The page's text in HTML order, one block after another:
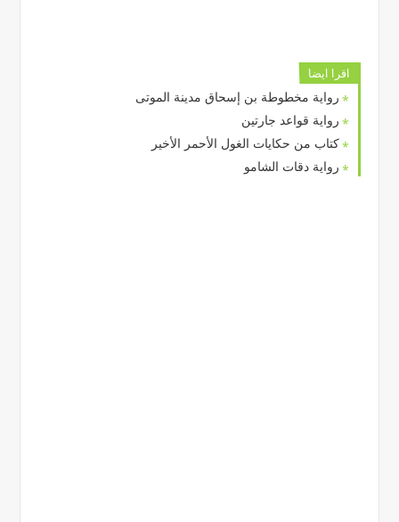
اقرا ايضا
رواية مخطوطة بن إسحاق مدينة الموتى
رواية قواعد جارتين
كتاب من حكايات الغول الأحمر الأخير
رواية دقات الشامو